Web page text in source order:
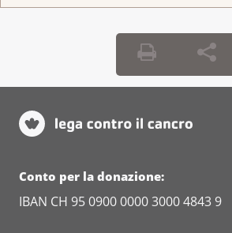
Rapport La recherche sur le
Suisse (édition 2024)
Rapport La recherche sur
Rapport La recherche sur le
Rapport La recherche sur le
Suisse (édition 2021)
Conto per la donazione:
IBAN CH 95 0900 0000 3000 4843 9